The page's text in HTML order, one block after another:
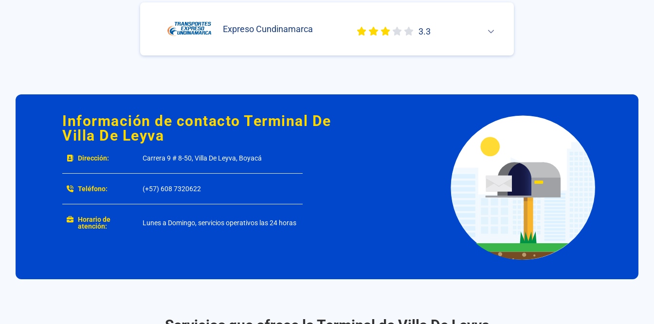
Expreso Cundinamarca 3.3
Información de contacto Terminal De
Villa De Leyva
Dirección: Carrera 9 # 8-50, Villa De Leyva, Boyacá
Teléfono: (+57) 608 7320622
Horario de
atención:
Lunes a Domingo, servicios operativos las 24 horas